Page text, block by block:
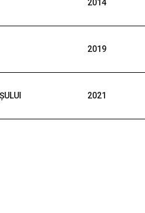
2014
2019
2021